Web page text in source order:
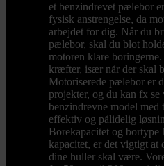
et benzindrevet pælebor
fysisk anstrengelse, da
arbejdet for dig. Når du
pælebor, skal du blot
motoren klare
kræfter, især når der skal
Motoriserede pælebor er
projekter, og du kan fx
benzindrevne model med
effektiv og pålidelig
Borekapacitet og
kapacitet, er det vigtigt at
dine huller skal være.